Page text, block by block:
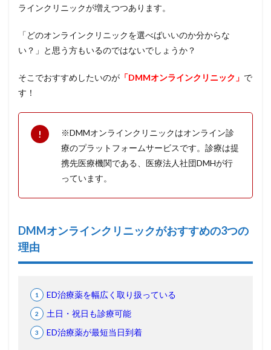
ラインクリニックが増えつつあります。
「どのオンラインクリニックを選べばいいのか分からな
い？」と思う方もいるのではないでしょうか？
そこでおすすめしたいのが 「DMMオンラインクリニック」 で
す！
※DMMオンラインクリニックはオンライン診
療のプラットフォームサービスです。診療は提
携先医療機関である、医療法人社団DMHが行
っています。
DMMオンラインクリニックがおすすめの3つの
理由
ED治療薬を幅広く取り扱っている
土日・祝日も診療可能
ED治療薬が最短当日到着